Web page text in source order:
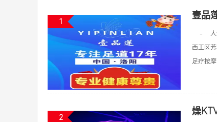
1
壹品
-
西工区
足疗按
2
燥